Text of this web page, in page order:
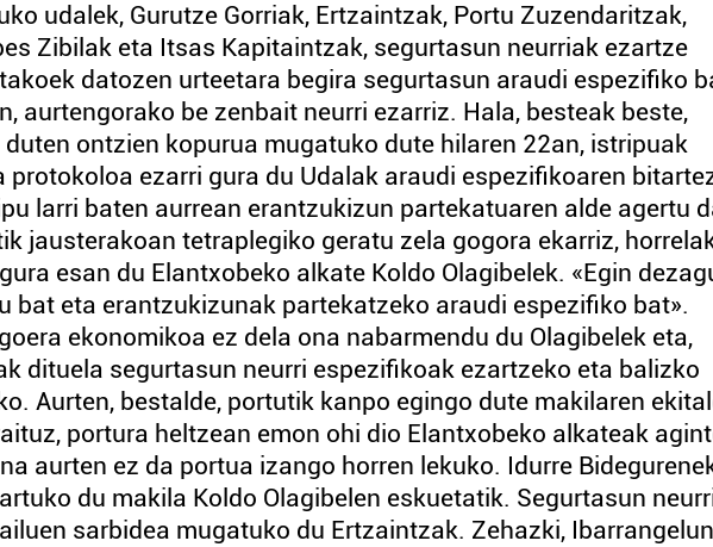
udalek, Gurutze Gorriak, Ertzaintzak, Portu Zuzendaritzak,
Zibilak eta Itsas Kapitaintzak, segurtasun neurriak ezartze
datozen urteetara begira segurtasun araudi espezifiko
aurtengorako be zenbait neurri ezarriz. Hala, besteak beste,
ontzien kopurua mugatuko dute hilaren 22an, istripuak
ezarri gura du Udalak araudi espezifikoaren
larri baten aurrean erantzukizun partekatuaren alde agertu
jausterakoan tetraplegiko geratu zela gogora ekarriz,
esan du Elantxobeko alkate Koldo Olagibelek. «Egin
bat eta erantzukizunak partekatzeko araudi espezifiko bat».
ekonomikoa ez dela ona nabarmendu du Olagibelek eta,
dituela segurtasun neurri espezifikoak ezartzeko eta balizko
Aurten, bestalde, portutik kanpo egingo dute makilaren
portura heltzean emon ohi dio Elantxobeko alkateak
aurten ez da portua izango horren lekuko. Idurre
du makila Koldo Olagibelen eskuetatik. Segurtasun
sarbidea mugatuko du Ertzaintzak. Zehazki, Ibarrangelun